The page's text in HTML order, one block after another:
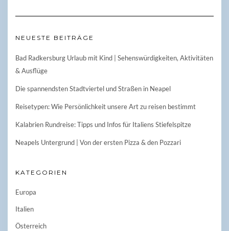
NEUESTE BEITRÄGE
Bad Radkersburg Urlaub mit Kind | Sehenswürdigkeiten, Aktivitäten
& Ausflüge
Die spannendsten Stadtviertel und Straßen in Neapel
Reisetypen: Wie Persönlichkeit unsere Art zu reisen bestimmt
Kalabrien Rundreise: Tipps und Infos für Italiens Stiefelspitze
Neapels Untergrund | Von der ersten Pizza & den Pozzari
KATEGORIEN
Europa
Italien
Österreich